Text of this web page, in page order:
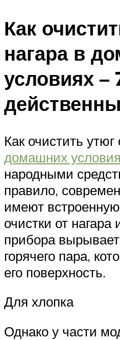
Как
нагара в
условиях –
Как очистить утюг
домашних
народными
правило,
имеют
очистки от нагара
прибора
горячего пара,
его поверхность.
Для хлопка
Однако у части